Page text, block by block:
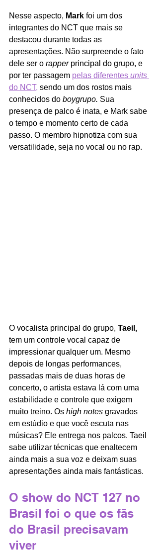
Nesse aspecto, Mark foi um dos
integrantes do NCT que mais se
destacou durante todas as
apresentações. Não surpreende o fato
dele ser o rapper principal do grupo, e
por ter passagem pelas diferentes units
do NCT, sendo um dos rostos mais
conhecidos do boygrupo. Sua
presença de palco é inata, e Mark sabe
o tempo e momento certo de cada
passo. O membro hipnotiza com sua
versatilidade, seja no vocal ou no rap.
O vocalista principal do grupo, Taeil,
tem um controle vocal capaz de
impressionar qualquer um. Mesmo
depois de longas performances,
passadas mais de duas horas de
concerto, o artista estava lá com uma
estabilidade e controle que exigem
muito treino. Os high notes gravados
em estúdio e que você escuta nas
músicas? Ele entrega nos palcos. Taeil
sabe utilizar técnicas que enaltecem
ainda mais a sua voz e deixam suas
apresentações ainda mais fantásticas.
O show do NCT 127 no
Brasil foi o que os fãs
do Brasil precisavam
viver